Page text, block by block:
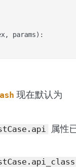
, params):
现在默认为
属性